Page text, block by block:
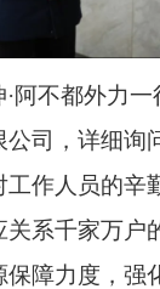
阿不都外力
公司，详细询
作人员的辛
系千家万户
障力度，强